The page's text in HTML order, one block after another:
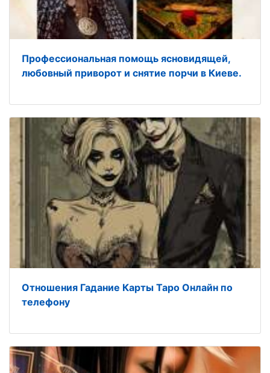
Профессиональная помощь ясновидящей,
любовный приворот и снятие порчи в Киеве.
Отношения Гадание Карты Таро Онлайн по
телефону